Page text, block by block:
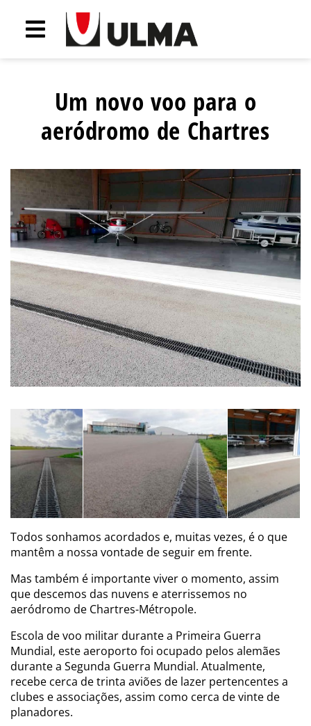
Um novo voo para o
aeródromo de Chartres
Todos sonhamos acordados e, muitas vezes, é o que
mantêm a nossa vontade de seguir em frente.
Mas também é importante viver o momento, assim
que descemos das nuvens e aterrissemos no
aeródromo de Chartres-Métropole.
Escola de voo militar durante a Primeira Guerra
Mundial, este aeroporto foi ocupado pelos alemães
durante a Segunda Guerra Mundial. Atualmente,
recebe cerca de trinta aviões de lazer pertencentes a
clubes e associações, assim como cerca de vinte de
planadores.